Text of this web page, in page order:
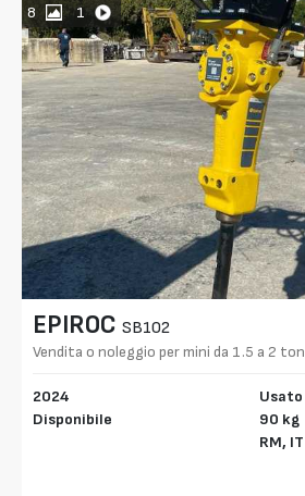
8 1
EPIROC SB102
Vendita o noleggio per mini da 1.5 a 2 ton
2024
Disponibile
Usato
90 kg
RM, IT